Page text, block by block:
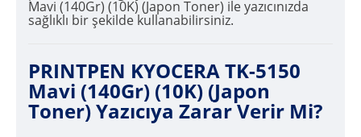
Mavi (140Gr) (10K) (Japon Toner) ile yazıcınızda
sağlıklı bir şekilde kullanabilirsiniz.
PRINTPEN KYOCERA TK-5150
Mavi (140Gr) (10K) (Japon
Toner) Yazıcıya Zarar Verir Mi?